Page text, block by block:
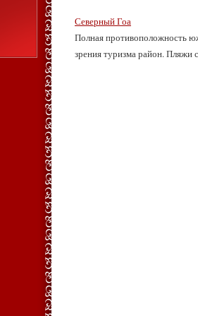
Северный Гоа
Полная противоположность
зрения туризма район. Пляжи